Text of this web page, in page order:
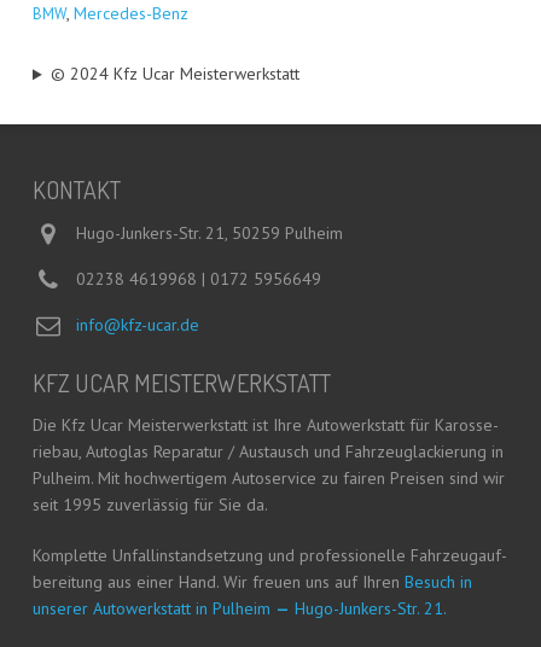
BMW, Mer­ce­des-Benz
© 2024 Kfz Ucar Meisterwerkstatt
KON­TAKT
Hugo-Junkers-Str. 21, 50259 Pulheim
02238 4619968 | 0172 5956649
info@kfz-ucar.de
KFZ UCAR MEISTERWERKSTATT
Die Kfz Ucar Meis­ter­werk­statt ist Ihre Auto­werk­statt für Karos­se­
rie­bau, Auto­glas Repa­ra­tur / Aus­tausch und Fahr­zeug­la­ckie­rung in
Pul­heim. Mit hoch­wer­ti­gem Auto­ser­vice zu fai­ren Prei­sen sind wir
seit 1995 zuver­läs­sig für Sie da.
Kom­plet­te Unfall­in­stand­set­zung und pro­fes­sio­nel­le Fahr­zeug­auf­
be­rei­tung aus einer Hand. Wir freu­en uns auf Ihren Besuch in
unse­rer Auto­werk­statt in Pul­heim — Hugo-Jun­kers-Str. 21.